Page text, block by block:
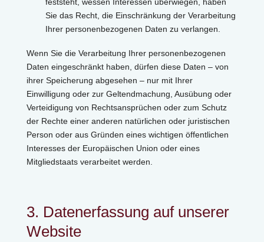
feststeht, wessen Interessen überwiegen, haben
Sie das Recht, die Einschränkung der Verarbeitung
Ihrer personenbezogenen Daten zu verlangen.
Wenn Sie die Verarbeitung Ihrer personenbezogenen
Daten eingeschränkt haben, dürfen diese Daten – von
ihrer Speicherung abgesehen – nur mit Ihrer
Einwilligung oder zur Geltendmachung, Ausübung oder
Verteidigung von Rechtsansprüchen oder zum Schutz
der Rechte einer anderen natürlichen oder juristischen
Person oder aus Gründen eines wichtigen öffentlichen
Interesses der Europäischen Union oder eines
Mitgliedstaats verarbeitet werden.
3. Datenerfassung auf unserer
Website